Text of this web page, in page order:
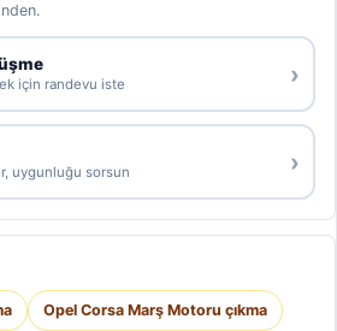
Opel Corsa Marş Motoru çıkma
için randevu iste ›
uygunluğu sorsun ›